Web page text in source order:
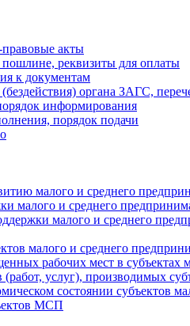
акты
реквизиты для оплаты
к документам
органа ЗАГС,
информирования
порядок подачи
малого и среднего
малого и среднего
малого и среднего
малого и среднего
рабочих мест в субъектах
услуг), производимых
состоянии субъектов
МСП